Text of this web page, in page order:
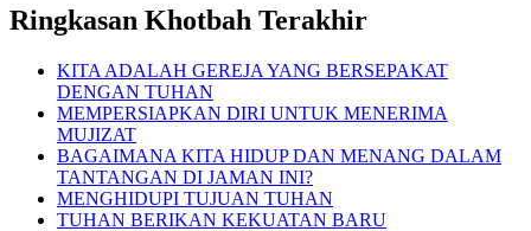
Ringkasan Khotbah Terakhir
KITA ADALAH GEREJA YANG BERSEPAKAT
DENGAN TUHAN
MEMPERSIAPKAN DIRI UNTUK MENERIMA
MUJIZAT
BAGAIMANA KITA HIDUP DAN MENANG DALAM
TANTANGAN DI JAMAN INI?
MENGHIDUPI TUJUAN TUHAN
TUHAN BERIKAN KEKUATAN BARU